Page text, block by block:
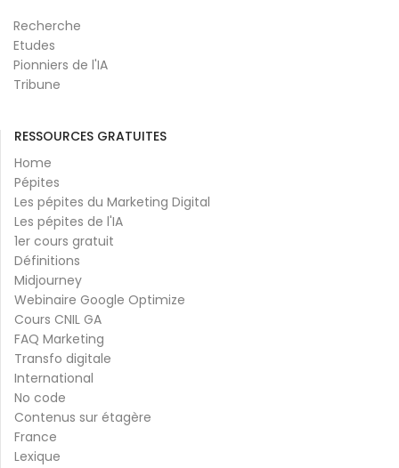
Recherche
Etudes
Pionniers de l'IA
Tribune
RESSOURCES GRATUITES
Home
Pépites
Les pépites du Marketing Digital
Les pépites de l'IA
1er cours gratuit
Définitions
Midjourney
Webinaire Google Optimize
Cours CNIL GA
FAQ Marketing
Transfo digitale
International
No code
Contenus sur étagère
France
Lexique